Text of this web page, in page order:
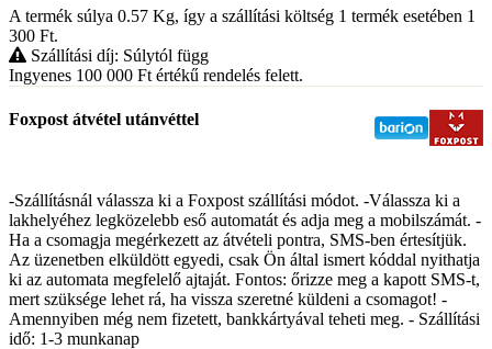
A termék súlya 0.57 Kg, így a szállítási költség 1 termék esetében 1
300 Ft.
Szállítási díj: Súlytól függ
Ingyenes 100 000 Ft értékű rendelés felett.
Foxpost átvétel utánvéttel
-Szállításnál válassza ki a Foxpost szállítási módot. -Válassza ki a
lakhelyéhez legközelebb eső automatát és adja meg a mobilszámát. -
Ha a csomagja megérkezett az átvételi pontra, SMS-ben értesítjük.
Az üzenetben elküldött egyedi, csak Ön által ismert kóddal nyithatja
ki az automata megfelelő ajtaját. Fontos: őrizze meg a kapott SMS-t,
mert szüksége lehet rá, ha vissza szeretné küldeni a csomagot! -
Amennyiben még nem fizetett, bankkártyával teheti meg. - Szállítási
idő: 1-3 munkanap